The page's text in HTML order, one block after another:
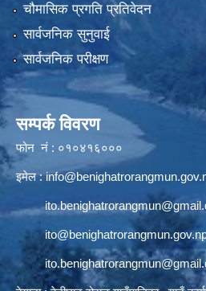
चौमासिक प्रगति प्रतिवेदन
सार्वजनिक सुनुवाई
सार्वजनिक परीक्षण
सम्पर्क विवरण
फोन नं : ०१०४१६०००
इमेल :